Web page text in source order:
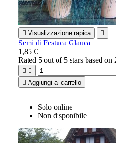
 Visualizzazione rapida 
Semi di Festuca Glauca
1,85 €
Rated 5 out of 5 stars based on
 
 Aggiungi al carrello
Solo online
Non disponibile